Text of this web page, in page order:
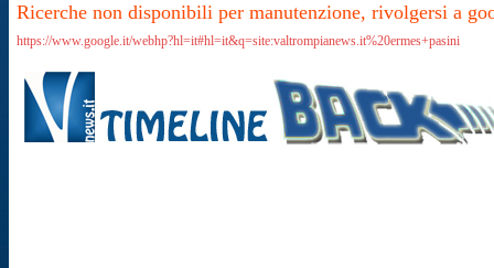
Ricerche non disponibili per manutenzione, rivolgersi a
https://www.google.it/webhp?hl=it#hl=it&q=site:valtrompianews.it%20ermes+pasini